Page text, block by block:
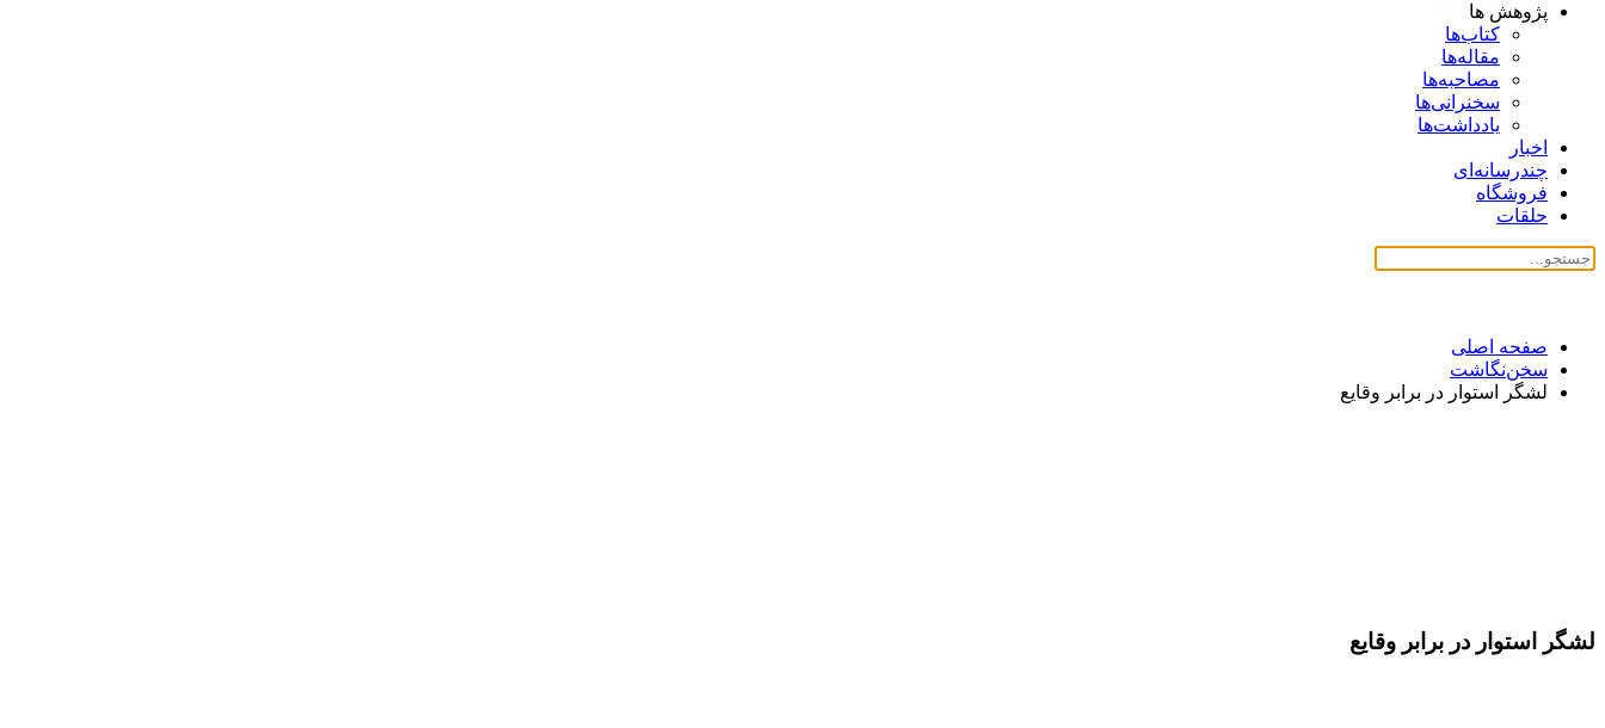
پژوهش ها
کتاب‌ها
مقاله‌ها
مصاحبه‌ها
سخنرانی‌ها
یادداشت‌ها
اخبار
چندرسانه‌ای
فروشگاه
حلقات
صفحه اصلی
سخن‌نگاشت
لشگر استوار در برابر وقایع
لشگر استوار در برابر وقایع